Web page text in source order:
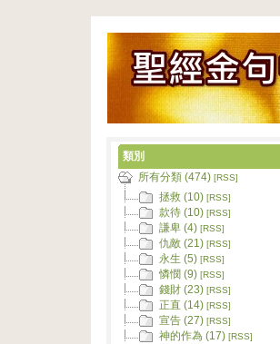
類別
所有分類 (474) [RSS]
拯救 (10) [RSS]
款待 (10) [RSS]
謙卑 (4) [RSS]
仇敵 (21) [RSS]
永生 (5) [RSS]
憐憫 (9) [RSS]
錢財 (23) [RSS]
正直 (14) [RSS]
宣告 (27) [RSS]
神的作為 (17) [RSS]